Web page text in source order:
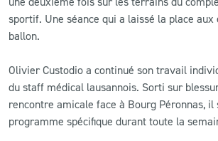
CONTACT
ACTUALITÉS
LS E-SHOP
LS ACADEMY CAMPS
sportif. Une séance qui a laissé la place aux
ballon.
Olivier Custodio a continué son travail
du staff médical lausannois. Sorti sur
rencontre amicale face à Bourg Péronnas, il
programme spécifique durant toute la